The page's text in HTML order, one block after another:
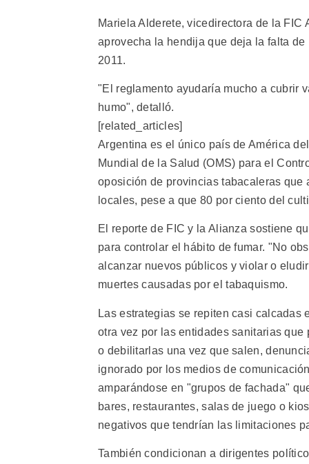
Mariela Alderete, vicedirectora de la
aprovecha la hendija que deja la falta
2011.
"El reglamento ayudaría mucho a cubrir
humo", detalló.
[related_articles]
Argentina es el único país de América
Mundial de la Salud (OMS) para el
oposición de provincias tabacaleras que
locales, pese a que 80 por ciento del
El reporte de FIC y la Alianza sostiene
para controlar el hábito de fumar. "No
alcanzar nuevos públicos y violar o
muertes causadas por el tabaquismo.
Las estrategias se repiten casi calcadas
otra vez por las entidades sanitarias
o debilitarlas una vez que salen,
ignorado por los medios de
amparándose en "grupos de fachada"
bares, restaurantes, salas de juego o
negativos que tendrían las limitaciones
También condicionan a dirigentes